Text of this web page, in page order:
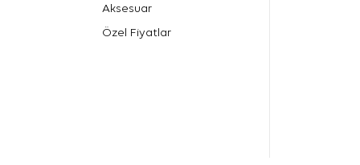
Aksesuar
Özel Fiyatlar